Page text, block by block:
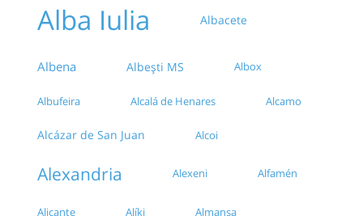
Parcare Gara de Nord
Autogara DLS (Piata Matache)
Autogara Augustina
Terminal Parcaj Pacii - Valea Cascadelor
Alba Iulia Albacete
Albena Albești MS Albox
Albufeira Alcalá de Henares Alcamo
Alcázar de San Juan Alcoi
Alexandria Alexeni Alfamén
Alicante Alíki Almansa